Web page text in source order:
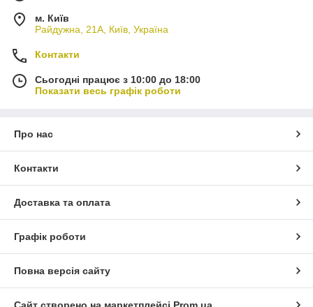
м. Київ
Райдужна, 21А, Київ, Україна
Контакти
Сьогодні працює з 10:00 до 18:00
Показати весь графік роботи
Про нас
Контакти
Доставка та оплата
Графік роботи
Повна версія сайту